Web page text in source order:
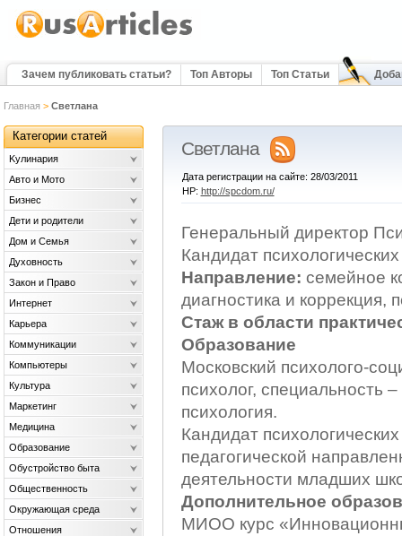
Зачем публиковать статьи? Топ Авторы Топ Статьи
Главная > Светлана
Светлана
Дата регистрации на сайте: 28/03/2011
HP: http://spcdom.ru/
Генеральный директор
Кандидат психологических
Направление: семейное
диагностика и коррекция,
Стаж в области
Образование
Московский психолого-
психолог, специальность
психология.
Кандидат
педагогической
деятельности младших
Дополнительное
МИОО курс
Категории статей
Kулинария
Авто и Мото
Бизнес
Дети и родители
Дом и Семья
Духовность
Закон и Право
Интернет
Карьера
Коммуникации
Компьютеры
Культура
Маркетинг
Медицина
Образование
Обустройство быта
Общественность
Окружающая среда
Отношения